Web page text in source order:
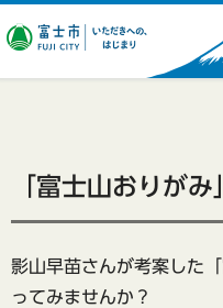
富士市 いただ
「富士山おりが
影山早苗さんが考案した
ってみませんか？